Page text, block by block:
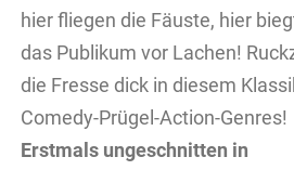
hier fliegen die Fäuste, hier
das Publikum vor Lachen!
die Fresse dick in diesem
Comedy-Prügel-Action-Genres!
Erstmals ungeschnitten in